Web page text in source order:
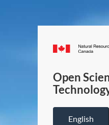
Open
English